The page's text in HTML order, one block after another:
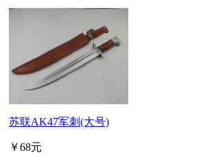
苏联AK47军刺(大号)
￥68元